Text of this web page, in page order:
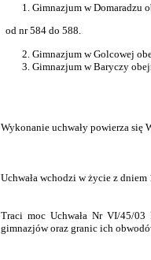
Gimnazjum w Domaradzu
od nr 584 do 588.
Gimnazjum w Golcowej
Gimnazjum w Baryczy
Wykonanie uchwały powierza się
Uchwała wchodzi w życie z dniem
Traci moc Uchwała Nr VI/45/
gimnazjów oraz granic ich